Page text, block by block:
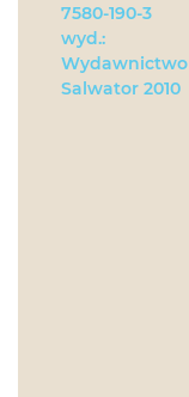
7580-190-3
wyd.:
Wydawnictwo
Salwator 2010